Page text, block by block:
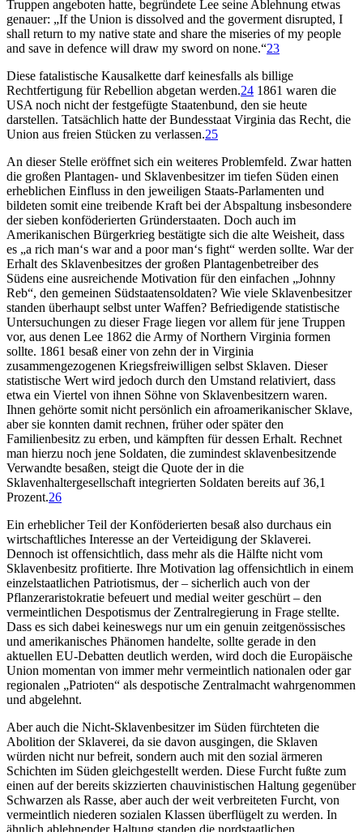
Truppen angeboten hatte, begründete Lee seine Ablehnung etwas
genauer: „If the Union is dissolved and the goverment disrupted, I
shall return to my native state and share the miseries of my people
and save in defence will draw my sword on none.“23
Diese fatalistische Kausalkette darf keinesfalls als billige
Rechtfertigung für Rebellion abgetan werden.24 1861 waren die
USA noch nicht der festgefügte Staatenbund, den sie heute
darstellen. Tatsächlich hatte der Bundesstaat Virginia das Recht, die
Union aus freien Stücken zu verlassen.25
An dieser Stelle eröffnet sich ein weiteres Problemfeld. Zwar hatten
die großen Plantagen- und Sklavenbesitzer im tiefen Süden einen
erheblichen Einfluss in den jeweiligen Staats-Parlamenten und
bildeten somit eine treibende Kraft bei der Abspaltung insbesondere
der sieben konföderierten Gründerstaaten. Doch auch im
Amerikanischen Bürgerkrieg bestätigte sich die alte Weisheit, dass
es „a rich man‘s war and a poor man‘s fight“ werden sollte. War der
Erhalt des Sklavenbesitzes der großen Plantagenbetreiber des
Südens eine ausreichende Motivation für den einfachen „Johnny
Reb“, den gemeinen Südstaatensoldaten? Wie viele Sklavenbesitzer
standen überhaupt selbst unter Waffen? Befriedigende statistische
Untersuchungen zu dieser Frage liegen vor allem für jene Truppen
vor, aus denen Lee 1862 die Army of Northern Virginia formen
sollte. 1861 besaß einer von zehn der in Virginia
zusammengezogenen Kriegsfreiwilligen selbst Sklaven. Dieser
statistische Wert wird jedoch durch den Umstand relativiert, dass
etwa ein Viertel von ihnen Söhne von Sklavenbesitzern waren.
Ihnen gehörte somit nicht persönlich ein afroamerikanischer Sklave,
aber sie konnten damit rechnen, früher oder später den
Familienbesitz zu erben, und kämpften für dessen Erhalt. Rechnet
man hierzu noch jene Soldaten, die zumindest sklavenbesitzende
Verwandte besaßen, steigt die Quote der in die
Sklavenhaltergesellschaft integrierten Soldaten bereits auf 36,1
Prozent.26
Ein erheblicher Teil der Konföderierten besaß also durchaus ein
wirtschaftliches Interesse an der Verteidigung der Sklaverei.
Dennoch ist offensichtlich, dass mehr als die Hälfte nicht vom
Sklavenbesitz profitierte. Ihre Motivation lag offensichtlich in einem
einzelstaatlichen Patriotismus, der – sicherlich auch von der
Pflanzeraristokratie befeuert und medial weiter geschürt – den
vermeintlichen Despotismus der Zentralregierung in Frage stellte.
Dass es sich dabei keineswegs nur um ein genuin zeitgenössisches
und amerikanisches Phänomen handelte, sollte gerade in den
aktuellen EU-Debatten deutlich werden, wird doch die Europäische
Union momentan von immer mehr vermeintlich nationalen oder gar
regionalen „Patrioten“ als despotische Zentralmacht wahrgenommen
und abgelehnt.
Aber auch die Nicht-Sklavenbesitzer im Süden fürchteten die
Abolition der Sklaverei, da sie davon ausgingen, die Sklaven
würden nicht nur befreit, sondern auch mit den sozial ärmeren
Schichten im Süden gleichgestellt werden. Diese Furcht fußte zum
einen auf der bereits skizzierten chauvinistischen Haltung gegenüber
Schwarzen als Rasse, aber auch der weit verbreiteten Furcht, von
vermeintlich niederen sozialen Klassen überflügelt zu werden. In
ähnlich ablehnender Haltung standen die nordstaatlichen